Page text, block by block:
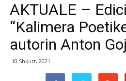
AKTUALE –
“Kalimera
autorin Anton
10 Shkurt, 2021